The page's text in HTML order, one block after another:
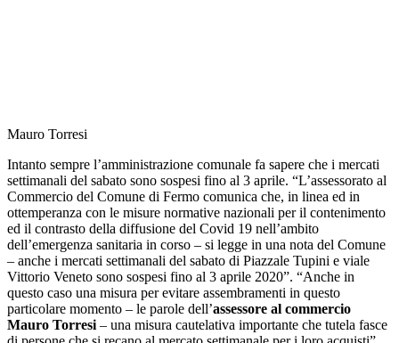
Mauro Torresi
Intanto sempre l’amministrazione comunale fa sapere che i mercati
settimanali del sabato sono sospesi fino al 3 aprile. “L’assessorato al
Commercio del Comune di Fermo comunica che, in linea ed in
ottemperanza con le misure normative nazionali per il contenimento
ed il contrasto della diffusione del Covid 19 nell’ambito
dell’emergenza sanitaria in corso – si legge in una nota del Comune
– anche i mercati settimanali del sabato di Piazzale Tupini e viale
Vittorio Veneto sono sospesi fino al 3 aprile 2020”. “Anche in
questo caso una misura per evitare assembramenti in questo
particolare momento – le parole dell’assessore al commercio
Mauro Torresi – una misura cautelativa importante che tutela fasce